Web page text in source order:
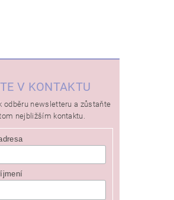
V KONTAKTU
odběru newsletteru a zůstaňte
nejbližším kontaktu.